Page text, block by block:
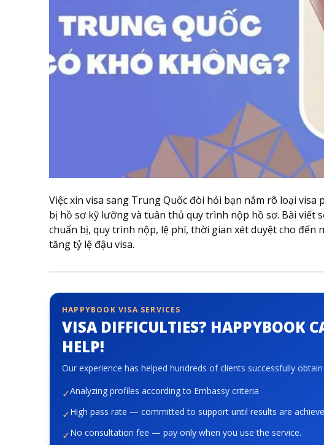
Việc xin visa sang Trung Quốc đòi hỏi bạn nắm rõ loại visa
bị hồ sơ kỹ lưỡng và tuân thủ quy trình nộp hồ sơ. Bài viết
chuẩn bị, quy trình nộp, lệ phí, thời gian xét duyệt cho
tăng tỷ lệ đậu visa.
HAPPYBOOK VISA SERVICES
VISA DIFFICULTIES? HAPPYBOOK
HELP!
Our experience has helped hundreds of clients successfully obtain
✓Analyzing profiles according to Embassy criteria
✓High pass rate — committed to support until results are
✓No consultation fee — pay only when you use the service.